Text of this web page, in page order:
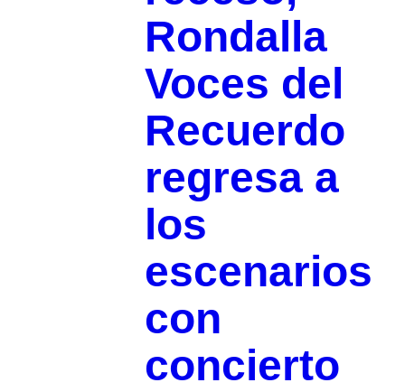
Rondalla
Voces del
Recuerdo
regresa a
los
escenarios
con
concierto